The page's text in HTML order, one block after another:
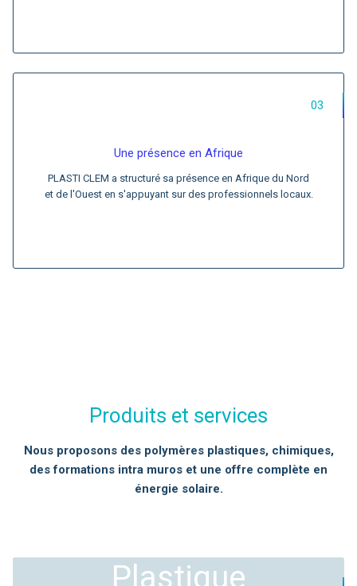
03
Une présence en Afrique
PLASTI CLEM a structuré sa présence en Afrique du Nord
et de l'Ouest en s'appuyant sur des professionnels locaux.
Produits et services
Nous proposons des polymères plastiques, chimiques,
des formations intra muros et une offre complète en
énergie solaire.
Plastique